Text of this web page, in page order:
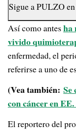
Sigue aPULZO en
Así como antes ha
vivido
enfermedad, el
referirse a uno de
(Vea también: Se
con cáncer en
El reportero del